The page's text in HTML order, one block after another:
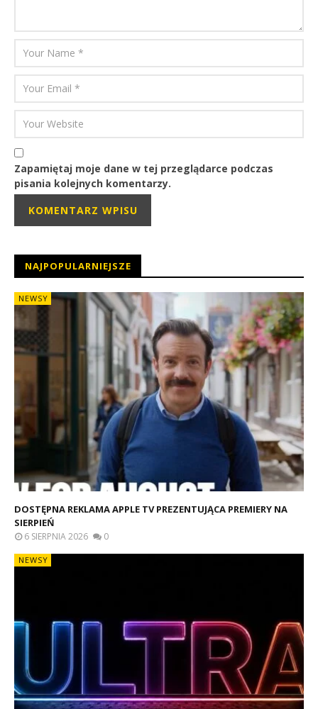
Zapamiętaj moje dane w tej przeglądarce podczas
pisania kolejnych komentarzy.
NAJPOPULARNIEJSZE
NEWSY
DOSTĘPNA REKLAMA APPLE TV PREZENTUJĄCA PREMIERY NA
SIERPIEŃ
6 SIERPNIA 2026 0
NEWSY